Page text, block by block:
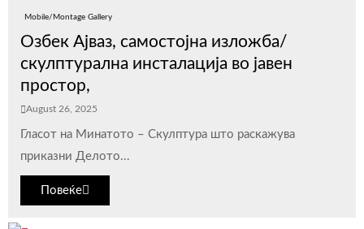
Mobile/Montage Gallery
Озбек Ајваз, самостојна изложба/
скулптурална инсталација во јавен
простор,
August 26, 2025
Гласот на Минатото – Скулптура што раскажува
приказни Делото...
Повеќе